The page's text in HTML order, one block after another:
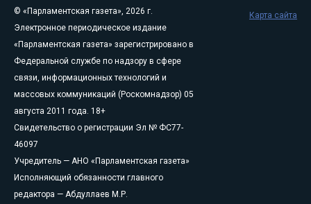
© «Парламентская газета», 2026 г.
Электронное периодическое издание
«Парламентская газета» зарегистрировано в
Федеральной службе по надзору в сфере
связи, информационных технологий и
массовых коммуникаций (Роскомнадзор) 05
августа 2011 года. 18+
Свидетельство о регистрации Эл № ФС77-
46097
Учредитель — АНО «Парламентская газета»
Исполняющий обязанности главного
редактора — Абдуллаев М.Р.
Карта сайта